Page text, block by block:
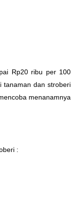
Rp20 ribu per 100
tanaman dan stroberi
menanamnya
: